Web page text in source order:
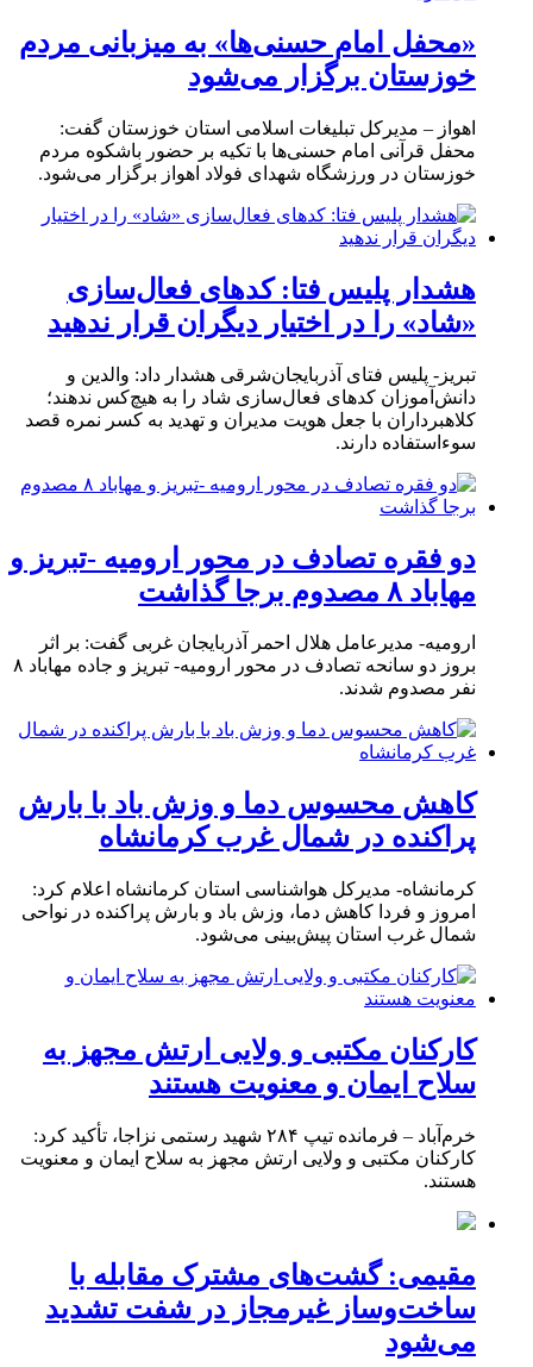
«محفل امام حسنی‌ها» به میزبانی مردم
خوزستان برگزار می‌شود
اهواز – مدیرکل تبلیغات اسلامی استان خوزستان گفت:
محفل قرآنی امام حسنی‌ها با تکیه بر حضور باشکوه مردم
خوزستان در ورزشگاه شهدای فولاد اهواز برگزار می‌شود.
هشدار پلیس فتا: کدهای فعال‌سازی
«شاد» را در اختیار دیگران قرار ندهید
تبریز- پلیس فتای آذربایجان‌شرقی هشدار داد: والدین و
دانش‌آموزان کدهای فعال‌سازی شاد را به هیچ‌کس ندهند؛
کلاهبرداران با جعل هویت مدیران و تهدید به کسر نمره قصد
سوءاستفاده دارند.
دو فقره تصادف در محور ارومیه -تبریز و
مهاباد ۸ مصدوم برجا گذاشت
ارومیه- مدیرعامل هلال احمر آذربایجان غربی گفت: بر اثر
بروز دو سانحه تصادف در محور ارومیه- تبریز و جاده مهاباد ۸
نفر مصدوم شدند.
کاهش محسوس دما و وزش باد با بارش
پراکنده در شمال غرب کرمانشاه
کرمانشاه- مدیرکل هواشناسی استان کرمانشاه اعلام کرد:
امروز و فردا کاهش دما، وزش باد و بارش پراکنده در نواحی
شمال غرب استان پیش‌بینی می‌شود.
کارکنان مکتبی و ولایی ارتش مجهز به
سلاح ایمان و معنویت هستند
خرم‌آباد – فرمانده تیپ ۲۸۴ شهید رستمی نزاجا، تأکید کرد:
کارکنان مکتبی و ولایی ارتش مجهز به سلاح ایمان و معنویت
هستند.
مقیمی: گشت‌های مشترک مقابله با
ساخت‌وساز غیرمجاز در شفت تشدید
می‌شود